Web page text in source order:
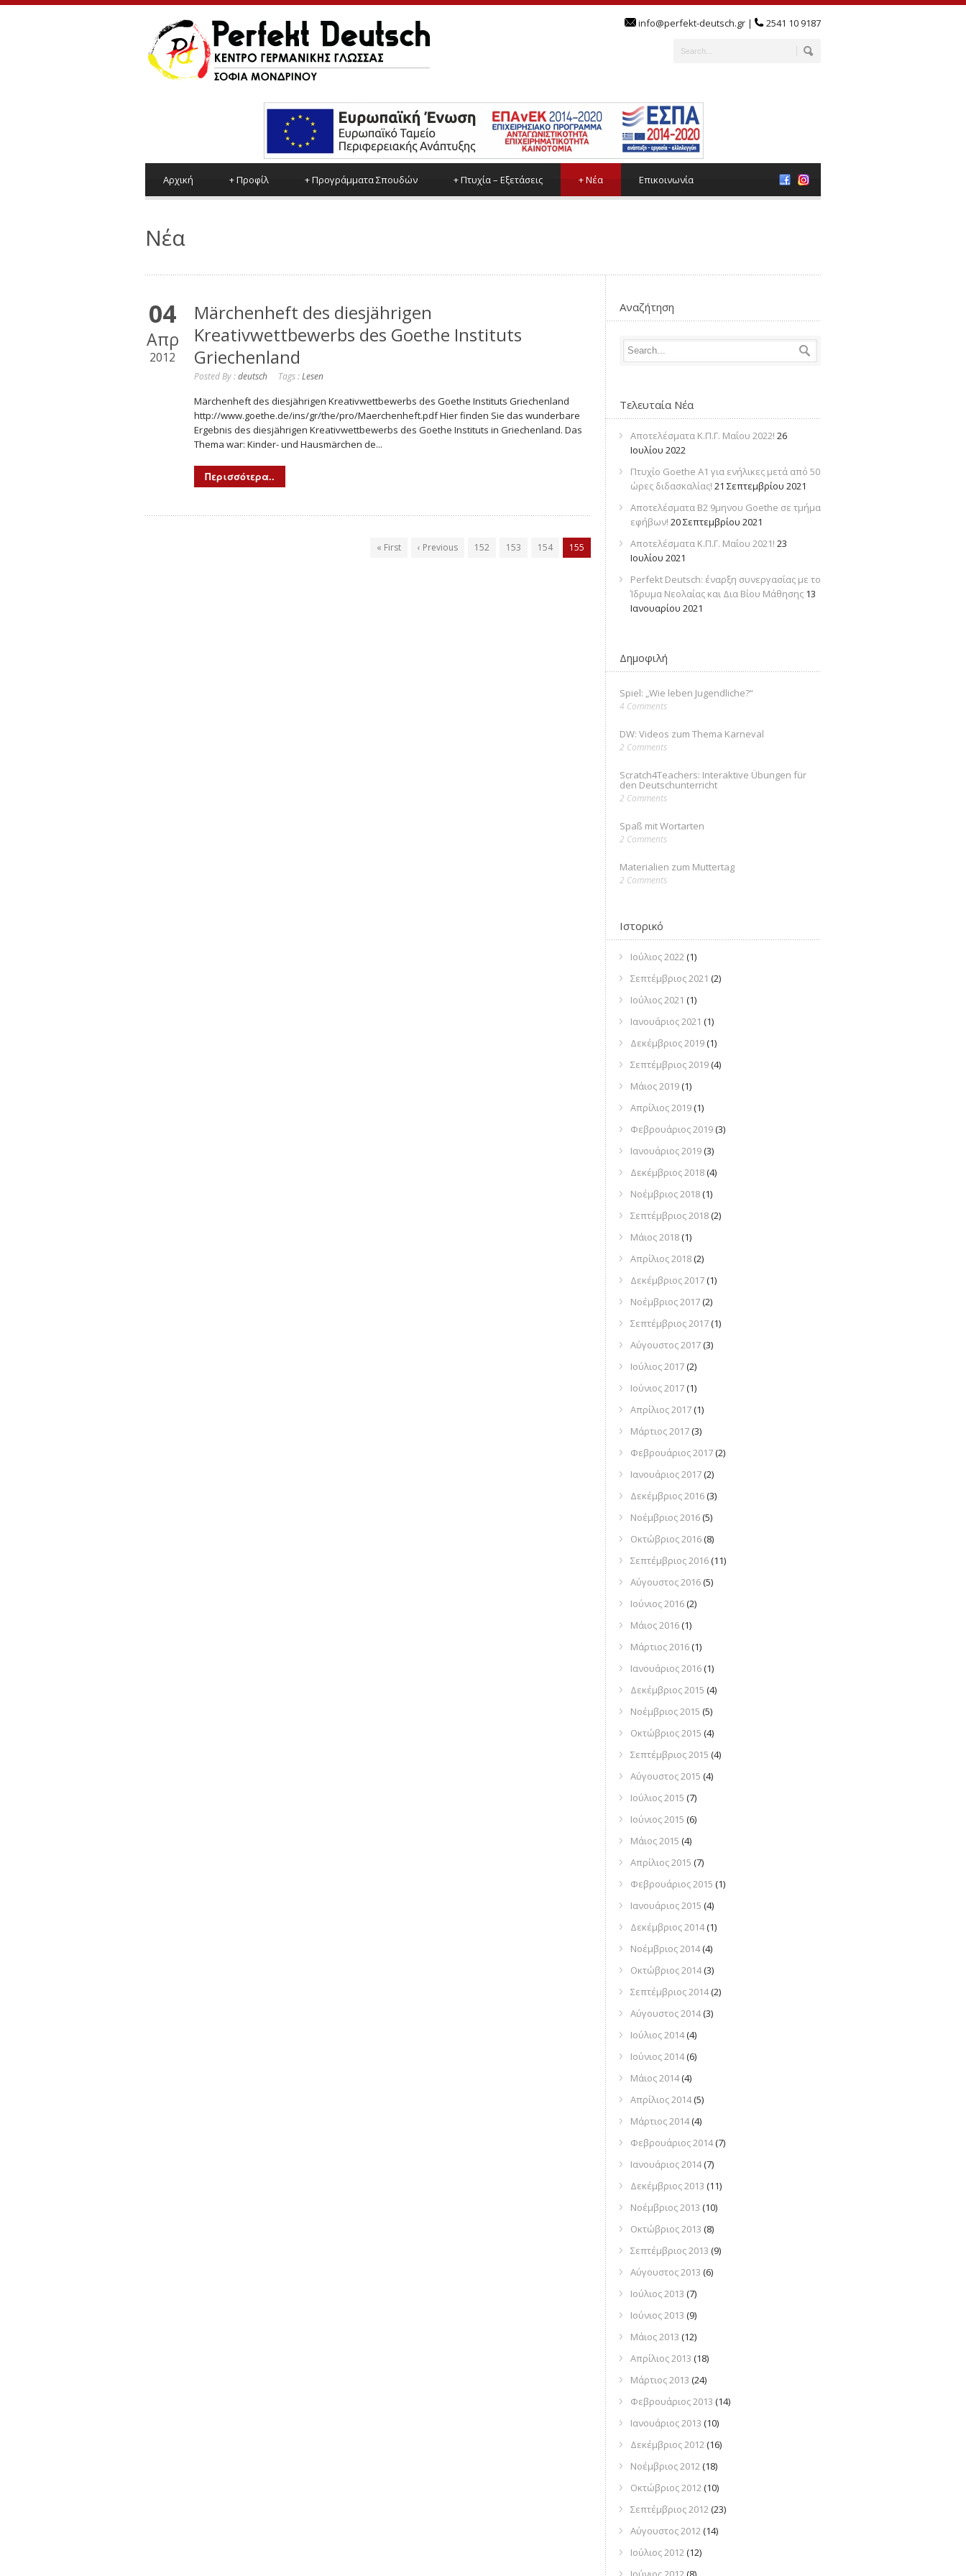
info@perfekt-deutsch.gr | 2541 10 9187
Αρχική Προφίλ
+ Πρoγράμματα Σπουδών
+ Πτυχία – Εξετάσεις
+ Νέα
+ Επικοινωνία
Νέα
04
Απρ
2012
Märchenheft des diesjährigen
Kreativwettbewerbs des Goethe Instituts
Griechenland
Posted By :deutsch Tags :Lesen
Märchenheft des diesjährigen Kreativwettbewerbs des Goethe Instituts Griechenland
http://www.goethe.de/ins/gr/the/pro/Maerchenheft.pdf Hier finden Sie das wunderbare
Ergebnis des diesjährigen Kreativwettbewerbs des Goethe Instituts in Griechenland. Das
Thema war: Kinder- und Hausmärchen de...
Περισσότερα..
« First ‹ Previous 152 153 154 155
Αναζήτηση
Τελευταία Νέα
Αποτελέσματα Κ.Π.Γ. Μαΐου 2022! 26
Ιουλίου 2022
Πτυχίο Goethe Α1 για ενήλικες μετά από 50
ώρες διδασκαλίας! 21 Σεπτεμβρίου 2021
Αποτελέσματα Β2 9μηνου Goethe σε τμήμα
εφήβων! 20 Σεπτεμβρίου 2021
Αποτελέσματα Κ.Π.Γ. Μαΐου 2021! 23
Ιουλίου 2021
Perfekt Deutsch: έναρξη συνεργασίας με το
Ίδρυμα Νεολαίας και Δια Βίου Μάθησης 13
Ιανουαρίου 2021
Δημοφιλή
Spiel: „Wie leben Jugendliche?“
4 Comments
DW: Videos zum Thema Karneval
2 Comments
Scratch4Teachers: Interaktive Übungen für
den Deutschunterricht
2 Comments
Spaß mit Wortarten
2 Comments
Materialien zum Muttertag
2 Comments
Ιστορικό
Ιούλιος 2022(1)
Σεπτέμβριος 2021 (2)
Ιούλιος 2021 (1)
Ιανουάριος 2021 (1)
Δεκέμβριος 2019(1)
Σεπτέμβριος 2019(4)
Μάιος 2019(1)
Απρίλιος 2019(1)
Φεβρουάριος 2019(3)
Ιανουάριος 2019(3)
Δεκέμβριος 2018(4)
Νοέμβριος 2018(1)
Σεπτέμβριος 2018(2)
Μάιος 2018(1)
Απρίλιος 2018(2)
Δεκέμβριος 2017(1)
Νοέμβριος 2017(2)
Σεπτέμβριος 2017(1)
Αύγουστος 2017(3)
Ιούλιος 2017(2)
Ιούνιος 2017(1)
Απρίλιος 2017(1)
Μάρτιος 2017(3)
Φεβρουάριος 2017(2)
Ιανουάριος 2017(2)
Δεκέμβριος 2016(3)
Νοέμβριος 2016(5)
Οκτώβριος 2016(8)
Σεπτέμβριος 2016(11)
Αύγουστος 2016(5)
Ιούνιος 2016(2)
Μάιος 2016(1)
Μάρτιος 2016(1)
Ιανουάριος 2016(1)
Δεκέμβριος 2015 (4)
Νοέμβριος 2015 (5)
Οκτώβριος 2015 (4)
Σεπτέμβριος 2015 (4)
Αύγουστος 2015 (4)
Ιούλιος 2015 (7)
Ιούνιος 2015 (6)
Μάιος 2015 (4)
Απρίλιος 2015 (7)
Φεβρουάριος 2015 (1)
Ιανουάριος 2015 (4)
Δεκέμβριος 2014(1)
Νοέμβριος 2014(4)
Οκτώβριος 2014(3)
Σεπτέμβριος 2014(2)
Αύγουστος 2014(3)
Ιούλιος 2014(4)
Ιούνιος 2014(6)
Μάιος 2014(4)
Απρίλιος 2014(5)
Μάρτιος 2014(4)
Φεβρουάριος 2014(7)
Ιανουάριος 2014(7)
Δεκέμβριος 2013 (11)
Νοέμβριος 2013 (10)
Οκτώβριος 2013 (8)
Σεπτέμβριος 2013 (9)
Αύγουστος 2013 (6)
Ιούλιος 2013 (7)
Ιούνιος 2013 (9)
Μάιος 2013 (12)
Απρίλιος 2013 (18)
Μάρτιος 2013 (24)
Φεβρουάριος 2013 (14)
Ιανουάριος 2013 (10)
Δεκέμβριος 2012(16)
Νοέμβριος 2012(18)
Οκτώβριος 2012(10)
Σεπτέμβριος 2012(23)
Αύγουστος 2012(14)
Ιούλιος 2012(12)